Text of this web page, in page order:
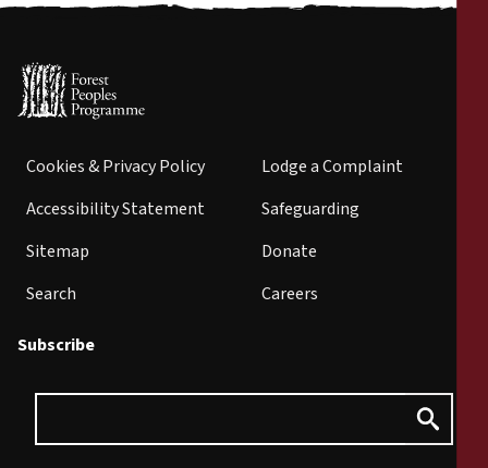
Cookies & Privacy Policy
Accessibility Statement
Sitemap
Search
Lodge a Complaint
Safeguarding
Donate
Careers
Subscribe